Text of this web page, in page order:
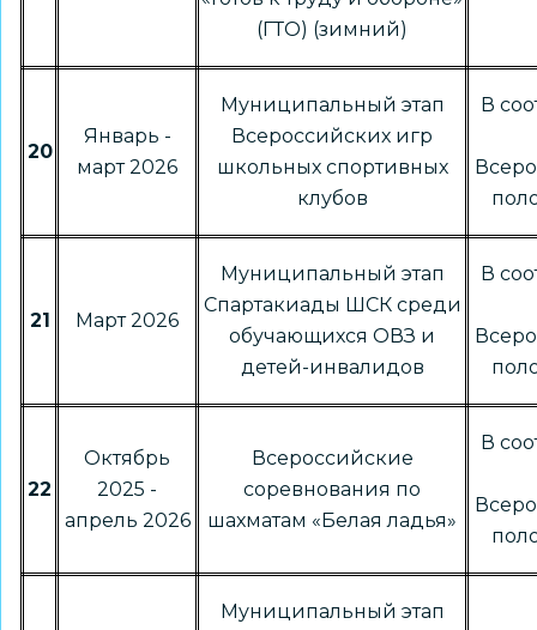
(ГТО) (зимний)
20
Январь -
март 2026
Муниципальный этап
Всероссийских игр
школьных спортивных
клубов
В
21 Март 2026
Муниципальный этап
Спартакиады ШСК среди
обучающихся ОВЗ и
детей-инвалидов
В
22
Октябрь
2025 -
апрель 2026
Всероссийские
соревнования по
шахматам «Белая ладья»
В
Муниципальный этап